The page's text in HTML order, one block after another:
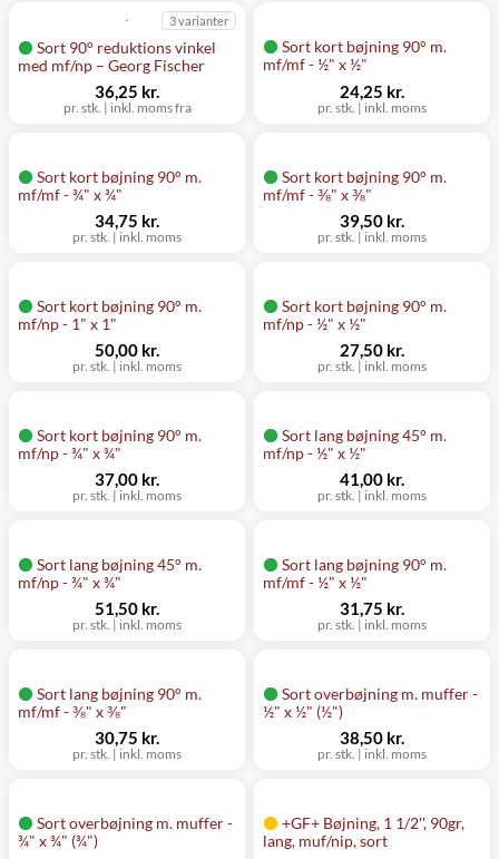
Sort 90° reduktions vinkel
med mf/np – Georg Fischer
3 varianter
pr. stk. | inkl. moms fra
36,25 kr.
Sort kort bøjning 90° m.
mf/mf - ½" x ½"
pr. stk. | inkl. moms
24,25 kr.
Sort kort bøjning 90° m.
mf/mf - ¾" x ¾"
pr. stk. | inkl. moms
34,75 kr.
Sort kort bøjning 90° m.
mf/mf - ⅜" x ⅜"
pr. stk. | inkl. moms
39,50 kr.
Sort kort bøjning 90° m.
mf/np - 1" x 1"
pr. stk. | inkl. moms
50,00 kr.
Sort kort bøjning 90° m.
mf/np - ½" x ½"
pr. stk. | inkl. moms
27,50 kr.
Sort kort bøjning 90° m.
mf/np - ¾" x ¾"
pr. stk. | inkl. moms
37,00 kr.
Sort lang bøjning 45° m.
mf/np - ½" x ½"
pr. stk. | inkl. moms
41,00 kr.
Sort lang bøjning 45° m.
mf/np - ¾" x ¾"
pr. stk. | inkl. moms
51,50 kr.
Sort lang bøjning 90° m.
mf/mf - ½" x ½"
pr. stk. | inkl. moms
31,75 kr.
Sort lang bøjning 90° m.
mf/mf - ⅜" x ⅜"
pr. stk. | inkl. moms
30,75 kr.
Sort overbøjning m. muffer -
½" x ½" (½")
pr. stk. | inkl. moms
38,50 kr.
Sort overbøjning m. muffer -
¾" x ¾" (¾")
+GF+ Bøjning, 1 1/2'', 90gr,
lang, muf/nip, sort